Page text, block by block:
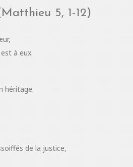
5, 1-12)
à eux.
héritage.
de la justice,